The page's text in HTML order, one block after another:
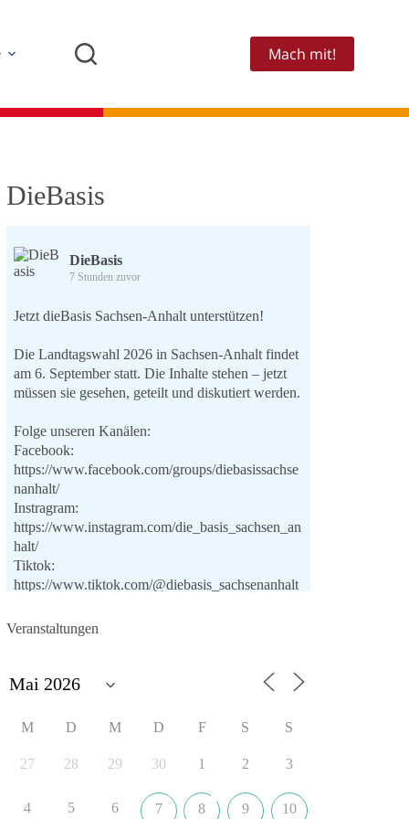
Mach mit!
DieBasis
DieBasis
7 Stunden zuvor
Jetzt dieBasis Sachsen-Anhalt unterstützen!
Die Landtagswahl 2026 in Sachsen-Anhalt findet
am 6. September statt. Die Inhalte stehen – jetzt
müssen sie gesehen, geteilt und diskutiert werden.
Folge unseren Kanälen:
Facebook:
https://www.facebook.com/groups/diebasissachse
nanhalt/
Instragram:
https://www.instagram.com/die_basis_sachsen_an
halt/
Tiktok:
https://www.tiktok.com/@diebasis_sachsenanhalt
Youtube:
🟩🟩🟦🟦🟥🟥🟧🟧
Like, teile und kommentiere unsere Beiträge,
wir stehen und warum es sich lohnt, dieBasis zu
https://diebasis-st.de/wahlprogramm/
Veranstaltungen
M D M D F S S
27 28 29 30 1 2 3
4 5 6 7 8 9 10